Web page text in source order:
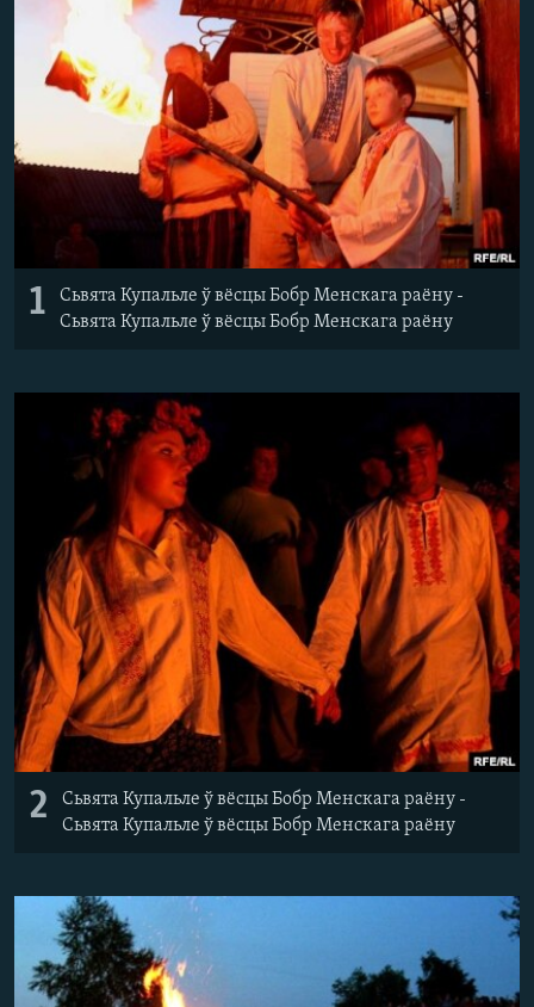
КУЛЬТУРА
КАЛЯНДАР
МОВА
НА ХВАЛЯХ СВАБОДЫ
1
Сьвята Купальле ў вёсцы Бобр Менскага раёну -
Сьвята Купальле ў вёсцы Бобр Менскага раёну
2
Сьвята Купальле ў вёсцы Бобр Менскага раёну -
Сьвята Купальле ў вёсцы Бобр Менскага раёну